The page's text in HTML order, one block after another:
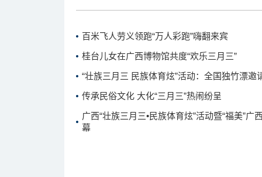
百米飞人劳义领跑“万人彩跑”嗨翻来宾
桂台儿女在广西博物馆共度“欢乐三月三”
“壮族三月三 民族体育炫”活动：全国独竹漂邀
传承民俗文化 大化“三月三”热闹纷呈
广西“壮族三月三•民族体育炫”活动暨“福美”广
幕